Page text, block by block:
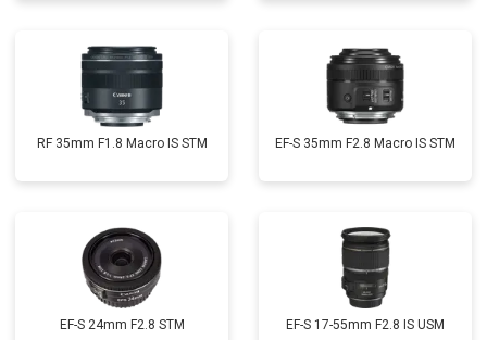
RF 35mm F1.8 Macro IS STM EF-S 35mm F2.8 Macro IS STM
EF-S 24mm F2.8 STM EF-S 17-55mm F2.8 IS USM